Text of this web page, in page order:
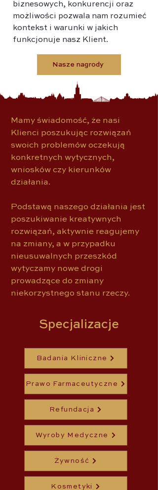
biznesowych, konkurencji oraz
możliwości pozwala nam rozumieć
kontekst i warunki w jakich
funkcjonuje nasz Klient.
Nasze nagrody
Mamy świadomość, że nasi
Klienci poszukując rozwiązań
swoich problemów oczekują
konkretnych wytycznych,
wniosków czy kierunków
działania.
Podstawą naszego działania jest
poszukiwanie kreatywnych
rozwiązań, aktywnie reagujemy
na zmiany, a w przypadku
nieusuwalnych przeszkód
wytyczamy nowe drogi
prowadzące do zmiany
niekorzystnego stanu rzeczy.
Specjalizacje
Badania Kliniczne
Prawo Farmaceutyczne
Refundacja
Wyroby Medyczne
Żywność
Kosmetyki